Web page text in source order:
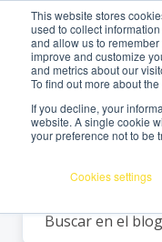
This website stores
used to collect
and allow us to
improve and customize
and metrics about our
To find out more about
If you decline, your
website. A single cookie
your preference not to be
Cookies settings
Español